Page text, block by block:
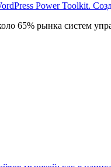
Power Toolkit.
65% рынка систем